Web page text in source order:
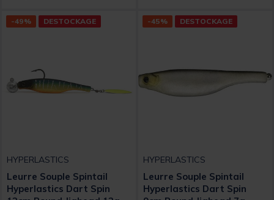
-49% DESTOCKAGE
HYPERLASTICS
Leurre Souple Spintail
Hyperlastics Dart Spin
-45% DESTOCKAGE
HYPERLASTICS
Leurre Souple Spintail
Hyperlastics Dart Spin